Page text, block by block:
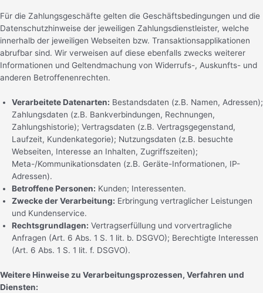
Für die Zahlungsgeschäfte gelten die Geschäftsbedingungen und die
Datenschutzhinweise der jeweiligen Zahlungsdienstleister, welche
innerhalb der jeweiligen Webseiten bzw. Transaktionsapplikationen
abrufbar sind. Wir verweisen auf diese ebenfalls zwecks weiterer
Informationen und Geltendmachung von Widerrufs-, Auskunfts- und
anderen Betroffenenrechten.
Verarbeitete Datenarten: Bestandsdaten (z.B. Namen, Adressen);
Zahlungsdaten (z.B. Bankverbindungen, Rechnungen,
Zahlungshistorie); Vertragsdaten (z.B. Vertragsgegenstand,
Laufzeit, Kundenkategorie); Nutzungsdaten (z.B. besuchte
Webseiten, Interesse an Inhalten, Zugriffszeiten);
Meta-/Kommunikationsdaten (z.B. Geräte-Informationen, IP-
Adressen).
Betroffene Personen: Kunden; Interessenten.
Zwecke der Verarbeitung: Erbringung vertraglicher Leistungen
und Kundenservice.
Rechtsgrundlagen: Vertragserfüllung und vorvertragliche
Anfragen (Art. 6 Abs. 1 S. 1 lit. b. DSGVO); Berechtigte Interessen
(Art. 6 Abs. 1 S. 1 lit. f. DSGVO).
Weitere Hinweise zu Verarbeitungsprozessen, Verfahren und
Diensten: